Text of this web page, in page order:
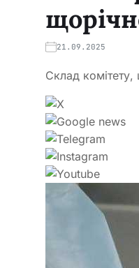
21.09.2025
Склад комітету,